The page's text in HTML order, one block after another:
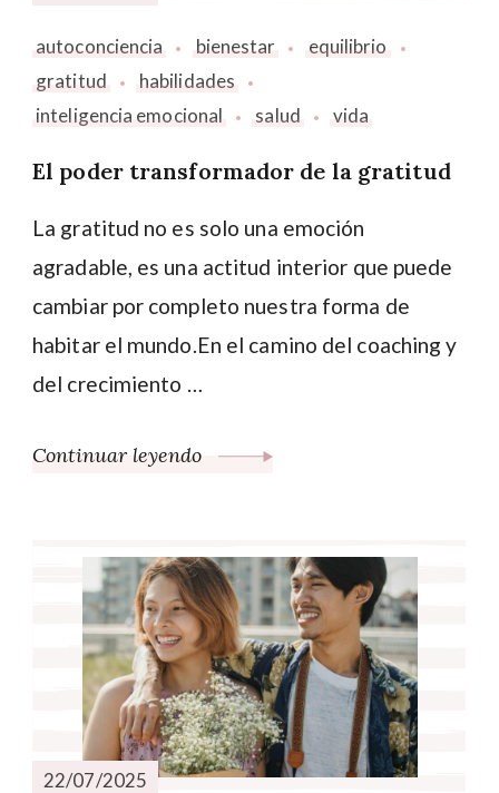
autoconciencia bienestar
equilibrio
gratitud
habilidades
inteligencia emocional
salud vida
El poder transformador de la gratitud
La gratitud no es solo una emoción
agradable, es una actitud interior que puede
cambiar por completo nuestra forma de
habitar el mundo.En el camino del coaching y
del crecimiento …
Continuar leyendo
22/07/2025